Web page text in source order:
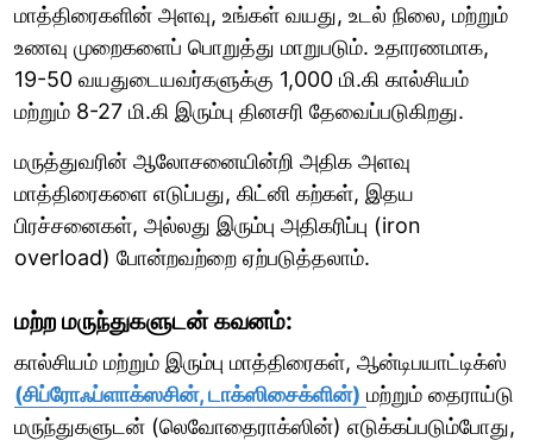
மாத்திரைகளின் அளவு, உங்கள் வயது, உடல் நிலை, மற்றும்
உணவு முறைகளைப் பொறுத்து மாறுபடும். உதாரணமாக,
19-50 வயதுடையவர்களுக்கு 1,000 மி.கி கால்சியம்
மற்றும் 8-27 மி.கி இரும்பு தினசரி தேவைப்படுகிறது.
மருத்துவரின் ஆலோசனையின்றி அதிக அளவு
மாத்திரைகளை எடுப்பது, கிட்னி கற்கள், இதய
பிரச்சனைகள், அல்லது இரும்பு அதிகரிப்பு (iron
overload) போன்றவற்றை ஏற்படுத்தலாம்.
மற்ற மருந்துகளுடன் கவனம்:
கால்சியம் மற்றும் இரும்பு மாத்திரைகள், ஆன்டிபயாட்டிக்ஸ்
(சிப்ரோஃப்ளாக்ஸசின், டாக்ஸிசைக்ளின்) மற்றும் தைராய்டு
மருந்துகளுடன் (லெவோதைராக்ஸின்) எடுக்கப்படும்போது,